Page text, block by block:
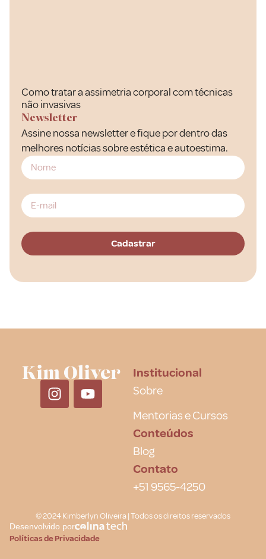
Como tratar a assimetria corporal com técnicas
não invasivas
Newsletter
Assine nossa newsletter e fique por dentro das
melhores notícias sobre estética e autoestima.
Institucional
Sobre
Mentorias e Cursos
Conteúdos
Blog
Contato
+51 9565-4250
© 2024 Kimberlyn Oliveira | Todos os direitos reservados
Desenvolvido por
Políticas de Privacidade